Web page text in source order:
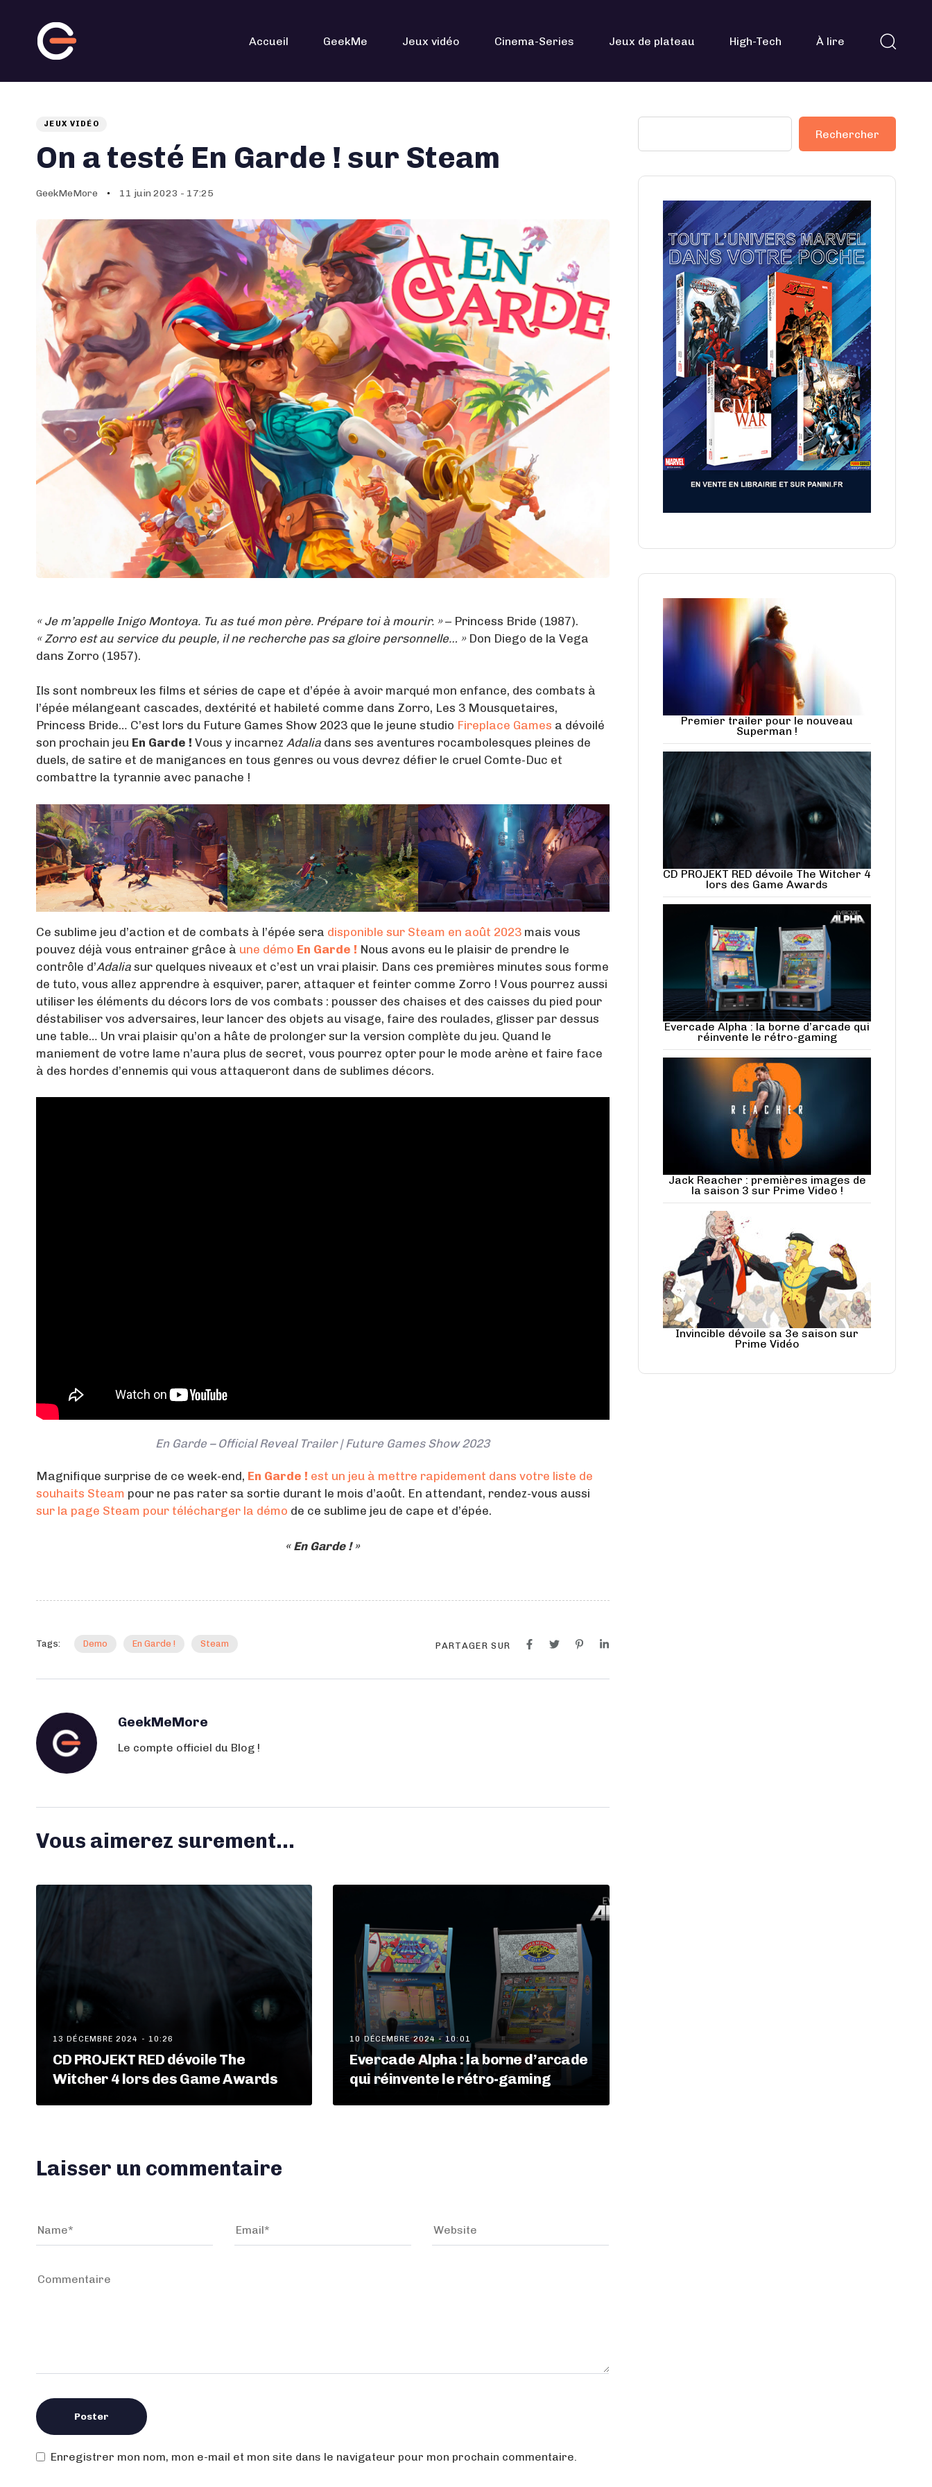
navigation
Accueil GeekMe Jeux vidéo Cinema-Series Jeux de plateau High-Tech À lire
PUBLISHED
JEUX VIDÉO
On a testé En Garde ! sur Steam
Auteur
GeekMeMore
Published
11 juin 2023 - 17:25
« Je m’appelle Inigo Montoya. Tu as tué mon père. Prépare toi à mourir. »– Princess Bride (1987).
« Zorro est au service du peuple, il ne recherche pas sa gloire personnelle… »Don Diego de la Vega
dans Zorro (1957).
Ils sont nombreux les films et séries de cape et d’épée à avoir marqué mon enfance, des combats à
l’épée mélangeant cascades, dextérité et habileté comme dans Zorro, Les 3 Mousquetaires,
Princess Bride… C’est lors du Future Games Show 2023 que le jeune studio Fireplace Games a dévoilé
son prochain jeu En Garde ! Vous y incarnez Adalia dans ses aventures rocambolesques pleines de
duels, de satire et de manigances en tous genres ou vous devrez défier le cruel Comte-Duc et
combattre la tyrannie avec panache !
Ce sublime jeu d’action et de combats à l’épée sera disponible sur Steam en août 2023 mais vous
pouvez déjà vous entrainer grâce à une démo En Garde ! Nous avons eu le plaisir de prendre le
contrôle d’Adalia sur quelques niveaux et c’est un vrai plaisir. Dans ces premières minutes sous forme
de tuto, vous allez apprendre à esquiver, parer, attaquer et feinter comme Zorro ! Vous pourrez aussi
utiliser les éléments du décors lors de vos combats : pousser des chaises et des caisses du pied pour
déstabiliser vos adversaires, leur lancer des objets au visage, faire des roulades, glisser par dessus
une table… Un vrai plaisir qu’on a hâte de prolonger sur la version complète du jeu. Quand le
maniement de votre lame n’aura plus de secret, vous pourrez opter pour le mode arène et faire face
à des hordes d’ennemis qui vous attaqueront dans de sublimes décors.
En Garde – Official Reveal Trailer | Future Games Show 2023
Magnifique surprise de ce week-end, En Garde ! est un jeu à mettre rapidement dans votre liste de
souhaits Steam pour ne pas rater sa sortie durant le mois d’août. En attendant, rendez-vous aussi
sur la page Steam pour télécharger la démo de ce sublime jeu de cape et d’épée.
« En Garde ! »
Tags: Demo En Garde ! Steam PARTAGER SUR
GeekMeMore
Le compte officiel du Blog !
Vous aimerez surement...
13 DÉCEMBRE 2024 - 10:26
CD PROJEKT RED dévoile The
Witcher 4 lors des Game Awards
10 DÉCEMBRE 2024 - 10:01
Evercade Alpha : la borne d’arcade
qui réinvente le rétro-gaming
Laisser un commentaire
Enregistrer mon nom, mon e-mail et mon site dans le navigateur pour mon prochain commentaire.
Rechercher
Rechercher
Premier trailer pour le nouveau
Superman !
CD PROJEKT RED dévoile The Witcher 4
lors des Game Awards
Evercade Alpha : la borne d’arcade qui
réinvente le rétro-gaming
Jack Reacher : premières images de
la saison 3 sur Prime Video !
Invincible dévoile sa 3e saison sur
Prime Vidéo